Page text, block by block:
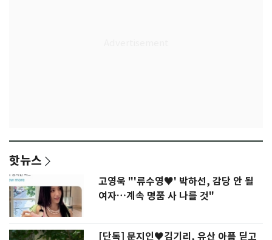
핫뉴스
고영욱 "'류수영♥' 박하선, 감당 안 될
여자…계속 명품 사 나를 것"
[단독] 문지인♥김기리, 유산 아픔 딛고